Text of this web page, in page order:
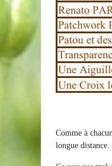
Comme à
longue